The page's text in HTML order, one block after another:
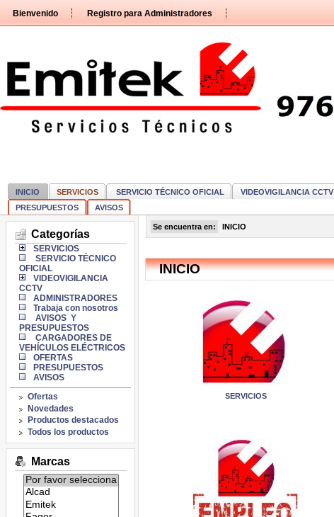
directamente
Bienvenido Registro para Administradores
INICIO SERVICIOS SERVICIO TÉCNICO OFICIAL VIDEOVIGILANCIA CCTV
PRESUPUESTOS
AVISOS
Categorías
SERVICIOS
SERVICIO TÉCNICO
OFICIAL
VIDEOVIGILANCIA
CCTV
ADMINISTRADORES
Trabaja con nosotros
AVISOS Y
PRESUPUESTOS
CARGADORES DE
VEHÍCULOS ELÉCTRICOS
OFERTAS
PRESUPUESTOS
AVISOS
Ofertas
Novedades
Productos destacados
Todos los productos
Marcas
Listado
de
marcas:
Se encuentra en: INICIO
INICIO
SERVICIOS